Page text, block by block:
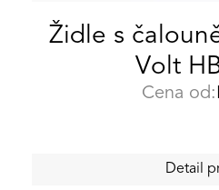
Židle s
Volt
Cena od:
Detail